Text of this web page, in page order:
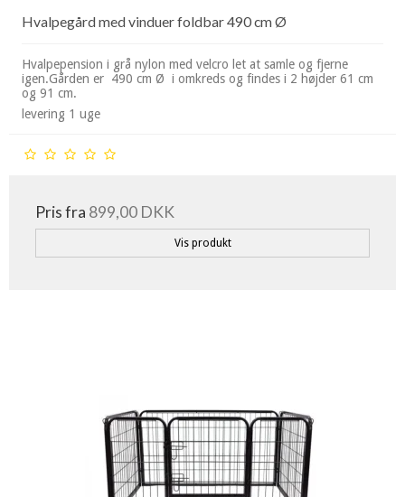
Hvalpegård med vinduer foldbar 490 cm Ø
Hvalpepension i grå nylon med velcro let at samle og fjerne
igen.Gården er 490 cm Ø i omkreds og findes i 2 højder 61 cm
og 91 cm.
levering 1 uge
Pris fra 899,00 DKK
Vis produkt